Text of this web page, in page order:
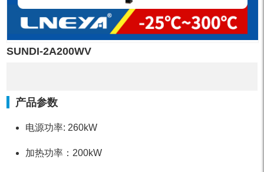
SUNDI-2A200WV
产品参数
电源功率: 260kW
加热功率：200kW